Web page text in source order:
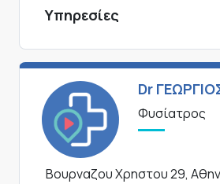
Υπηρεσίες
Dr
Φυσίατρος
Βουρναζου Χρηστου 29,